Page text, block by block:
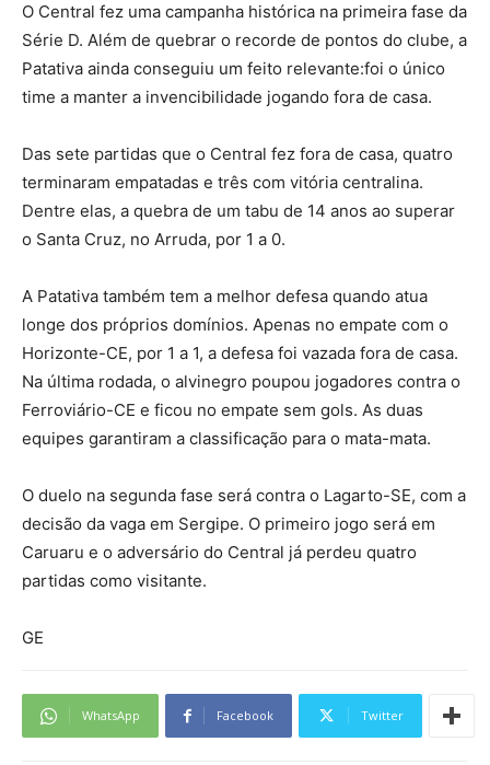
O Central fez uma campanha histórica na primeira fase da
Série D. Além de quebrar o recorde de pontos do clube, a
Patativa ainda conseguiu um feito relevante:foi o único
time a manter a invencibilidade jogando fora de casa.
Das sete partidas que o Central fez fora de casa, quatro
terminaram empatadas e três com vitória centralina.
Dentre elas, a quebra de um tabu de 14 anos ao superar
o Santa Cruz, no Arruda, por 1 a 0.
A Patativa também tem a melhor defesa quando atua
longe dos próprios domínios. Apenas no empate com o
Horizonte-CE, por 1 a 1, a defesa foi vazada fora de casa.
Na última rodada, o alvinegro poupou jogadores contra o
Ferroviário-CE e ficou no empate sem gols. As duas
equipes garantiram a classificação para o mata-mata.
O duelo na segunda fase será contra o Lagarto-SE, com a
decisão da vaga em Sergipe. O primeiro jogo será em
Caruaru e o adversário do Central já perdeu quatro
partidas como visitante.
GE
WhatsApp Facebook Twitter